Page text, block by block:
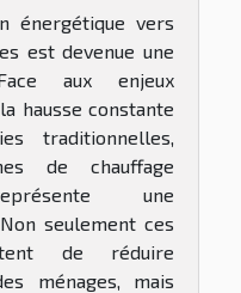
énergétique vers
est devenue une
aux enjeux
hausse constante
traditionnelles,
de chauffage
une
seulement ces
de réduire
ménages, mais